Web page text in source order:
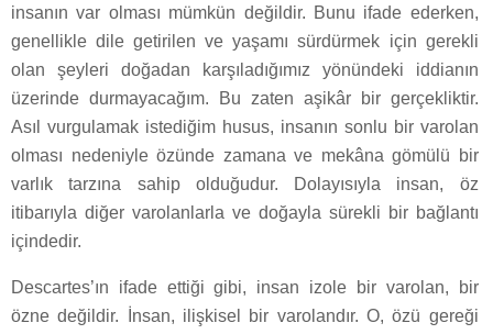
insanın var olması mümkün değildir. Bunu ifade ederken,
genellikle dile getirilen ve yaşamı sürdürmek için gerekli
olan şeyleri doğadan karşıladığımız yönündeki iddianın
üzerinde durmayacağım. Bu zaten aşikâr bir gerçekliktir.
Asıl vurgulamak istediğim husus, insanın sonlu bir varolan
olması nedeniyle özünde zamana ve mekâna gömülü bir
varlık tarzına sahip olduğudur. Dolayısıyla insan, öz
itibarıyla diğer varolanlarla ve doğayla sürekli bir bağlantı
içindedir.
Descartes’ın ifade ettiği gibi, insan izole bir varolan, bir
özne değildir. İnsan, ilişkisel bir varolandır. O, özü gereği